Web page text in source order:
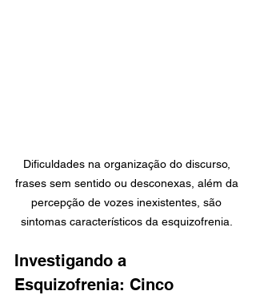
Dificuldades na organização do discurso,
frases sem sentido ou desconexas, além da
percepção de vozes inexistentes, são
sintomas característicos da esquizofrenia.
Investigando a
Esquizofrenia: Cinco